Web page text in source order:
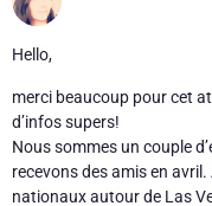
Hello,
merci beaucoup pour cet
d’infos supers!
Nous sommes un couple
recevons des amis en
nationaux autour de Las